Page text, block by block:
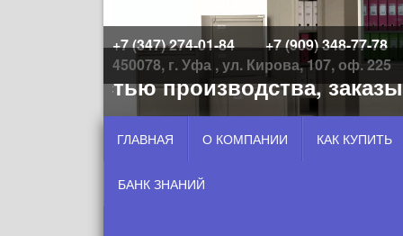
+7 (347) 274-01-84
+7 (909) 348-77-78
450078, г. Уфа , ул. Кирова, 107, оф. 225
производства, заказы
ГЛАВНАЯ О КОМПАНИИ КАК КУПИТЬ
БАНК ЗНАНИЙ